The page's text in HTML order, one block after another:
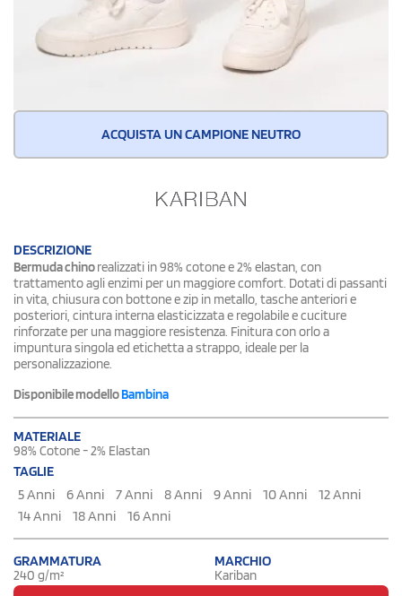
ACQUISTA UN CAMPIONE NEUTRO
DESCRIZIONE
Bermuda chinorealizzati in 98% cotone e 2% elastan, con
trattamento agli enzimi per un maggiore comfort. Dotati di passanti
in vita, chiusura con bottone e zip in metallo, tasche anteriori e
posteriori, cintura interna elasticizzata e regolabile e cuciture
rinforzate per una maggiore resistenza. Finitura con orlo a
impuntura singola ed etichetta a strappo, ideale per la
personalizzazione.
Disponibile modelloBambina
MATERIALE
98% Cotone - 2% Elastan
TAGLIE
5 Anni
6 Anni 7 Anni 8 Anni 9 Anni 10 Anni
12 Anni
14 Anni
18 Anni 16 Anni
GRAMMATURA
240 g/m²
MARCHIO
Kariban